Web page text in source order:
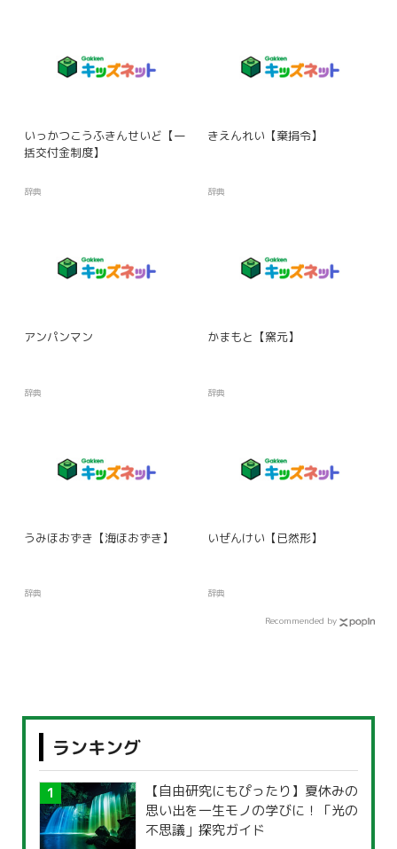
いっかつこうふきんせいど【一
括交付金制度】
辞典
きえんれい【棄捐令】
辞典
アンパンマン
辞典
かまもと【窯元】
辞典
うみほおずき【海ほおずき】
辞典
いぜんけい【已然形】
辞典
Recommended by
ランキング
【自由研究にもぴったり】夏休みの
思い出を一生モノの学びに！「光の
不思議」探究ガイド